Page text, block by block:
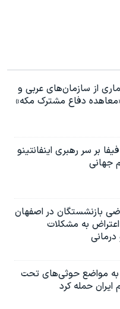
از سازمان‌های عربی و
دفاع مشترک مکه»
بر سر رهبری اینفانتینو
جهانی
بازنشستگان در اصفهان
اعتراض به مشکلات
مواضع حوثی‌های تحت
ایران حمله کرد